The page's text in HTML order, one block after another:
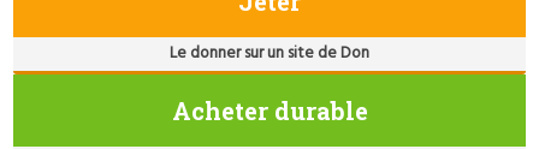
Le donner sur un site de Don
Acheter durable